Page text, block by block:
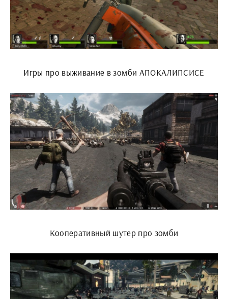
Игры про выживание в зомби АПОКАЛИПСИСЕ
Кооперативный шутер про зомби